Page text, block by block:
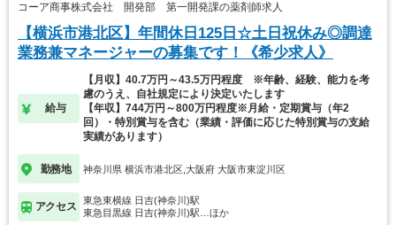
コーア商事株式会社 開発部 第一開発課の薬剤師求人
【横浜市港北区】年間休日125日☆土日祝休み◎調達
業務兼マネージャーの募集です！《希少求人》
給与
【月収】40.7万円～43.5万円程度 ※年齢、経験、能力を考
慮のうえ、自社規定により決定いたします
【年収】744万円～800万円程度※月給・定期賞与（年2
回）・特別賞与を含む（業績・評価に応じた特別賞与の支給
実績があります）
勤務地 神奈川県 横浜市港北区,大阪府 大阪市東淀川区
アクセス
東急東横線 日吉(神奈川)駅
東急目黒線 日吉(神奈川)駅…ほか